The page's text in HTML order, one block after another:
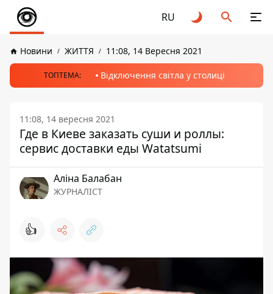
RU
Новини ЖИТТЯ 11:08, 14 Вересня 2021
ТОПТЕМА: Відключення світла у столиці
11:08, 14 вересня 2021
Где в Киеве заказать суши и роллы:
сервис доставки еды Watatsumi
Аліна Балабан
ЖУРНАЛІСТ
👍